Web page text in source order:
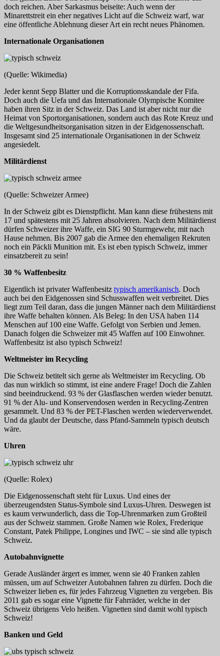
doch reichen. Aber Sarkasmus beiseite: Auch wenn der
Minarettstreit ein eher negatives Licht auf die Schweiz warf, war
eine öffentliche Ablehnung dieser Art ein recht neues Phänomen.
Internationale Organisationen
(Quelle: Wikimedia)
Jeder kennt Sepp Blatter und die Korruptionsskandale der Fifa.
Doch auch die Uefa und das Internationale Olympische Komitee
haben ihren Sitz in der Schweiz. Das Land ist aber nicht nur die
Heimat von Sportorganisationen, sondern auch das Rote Kreuz und
die Weltgesundheitsorganisation sitzen in der Eidgenossenschaft.
Insgesamt sind 25 internationale Organisationen in der Schweiz
angesiedelt.
Militärdienst
(Quelle: Schweizer Armee)
In der Schweiz gibt es Dienstpflicht. Man kann diese frühestens mit
17 und spätestens mit 25 Jahren absolvieren. Nach dem Militärdienst
dürfen Schweizer ihre Waffe, ein SIG 90 Sturmgewehr, mit nach
Hause nehmen. Bis 2007 gab die Armee den ehemaligen Rekruten
noch ein Päckli Munition mit. Es ist eben typisch Schweiz, immer
einsatzbereit zu sein!
30 % Waffenbesitz
Eigentlich ist privater Waffenbesitz typisch amerikanisch. Doch
auch bei den Eidgenossen sind Schusswaffen weit verbreitet. Dies
liegt zum Teil daran, dass die jungen Männer nach dem Militärdienst
ihre Waffe behalten können. Als Beleg: In den USA haben 114
Menschen auf 100 eine Waffe. Gefolgt von Serbien und Jemen.
Danach folgen die Schweizer mit 45 Waffen auf 100 Einwohner.
Waffenbesitz ist also typisch Schweiz!
Weltmeister im Recycling
Die Schweiz betitelt sich gerne als Weltmeister im Recycling. Ob
das nun wirklich so stimmt, ist eine andere Frage! Doch die Zahlen
sind beeindruckend. 93 % der Glasflaschen werden wieder benutzt.
91 % der Alu- und Konservendosen werden in Recycling-Zentren
gesammelt. Und 83 % der PET-Flaschen werden wiederverwendet.
Und da glaubt der Deutsche, dass Pfand-Sammeln typisch deutsch
wäre.
Uhren
(Quelle: Rolex)
Die Eidgenossenschaft steht für Luxus. Und eines der
überzeugendsten Status-Symbole sind Luxus-Uhren. Deswegen ist
es kaum verwunderlich, dass die Top-Uhrenmarken zum Großteil
aus der Schweiz stammen. Große Namen wie Rolex, Frederique
Constant, Patek Philippe, Longines und IWC – sie sind alle typisch
Schweiz.
Autobahnvignette
Gerade Ausländer ärgert es immer, wenn sie 40 Franken zahlen
müssen, um auf Schweizer Autobahnen fahren zu dürfen. Doch die
Schweizer lieben es, für jedes Fahrzeug Vignetten zu vergeben. Bis
2011 gab es sogar eine Vignette für Fahrräder, welche in der
Schweiz übrigens Velo heißen. Vignetten sind damit wohl typisch
Schweiz!
Banken und Geld